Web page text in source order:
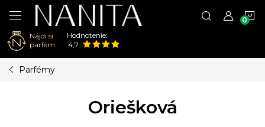
Nájdi si
parfém
Hodnotenie:
4,7
Parfémy
Oriešková